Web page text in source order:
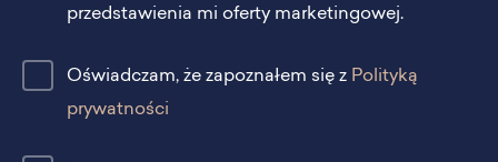
przedstawienia mi oferty marketingowej.
Oświadczam, że zapoznałem się z Polityką
prywatności